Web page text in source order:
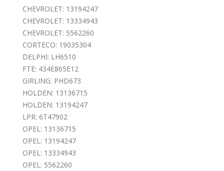
CHEVROLET: 13194247
CHEVROLET: 13334943
CHEVROLET: 5562260
CORTECO: 19035304
DELPHI: LH6510
FTE: 434E865E12
GIRLING: PHD673
HOLDEN: 13136715
HOLDEN: 13194247
LPR: 6T47902
OPEL: 13136715
OPEL: 13194247
OPEL: 13334943
OPEL: 5562260